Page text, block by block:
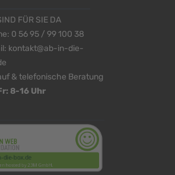
FÜR SIE DA
0 56 95 / 99 100 38
kontakt@ab-in-die-
& telefonische Beratung
8-16 Uhr